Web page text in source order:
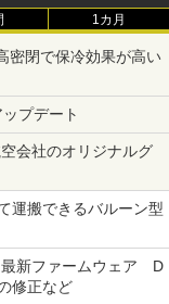
1カ月
密閉で保冷効果が高い
ップデート
会社のオリジナルグ
運搬できるバルーン型
最新ファームウェア D
修正など